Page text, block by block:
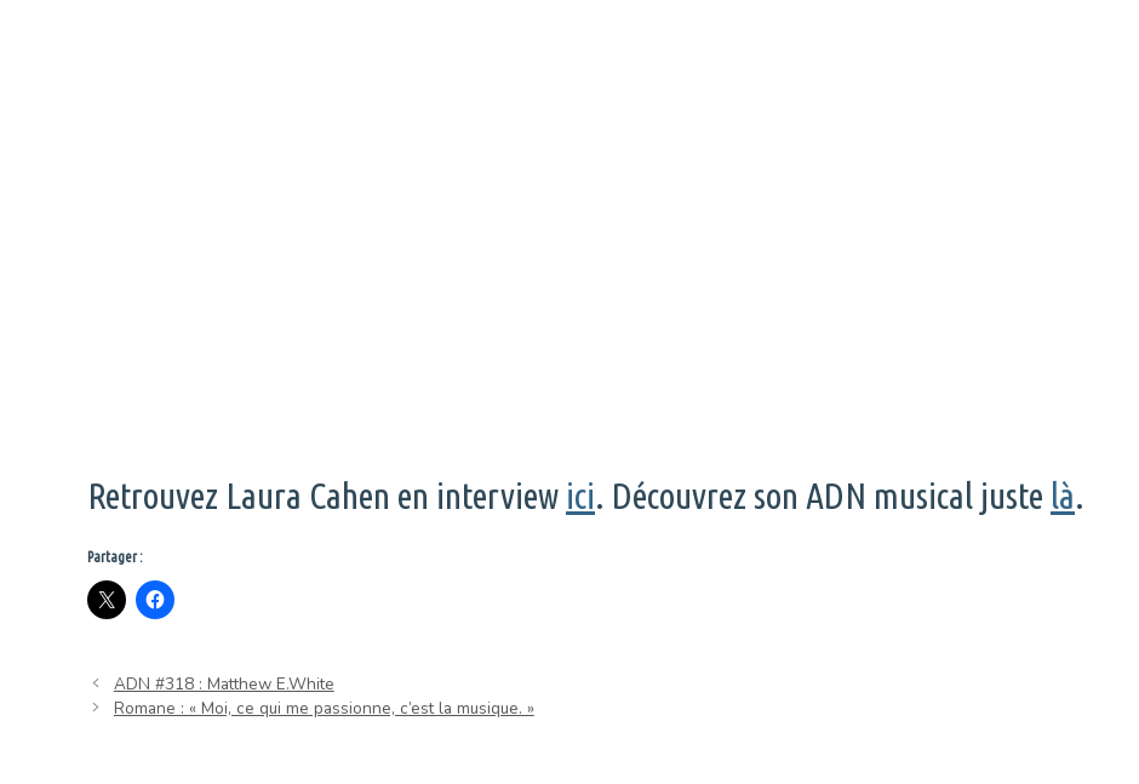
Retrouvez Laura Cahen en interview ici. Découvrez son ADN musical juste là.
Partager :
ADN #318 : Matthew E.White
Romane : « Moi, ce qui me passionne, c’est la musique. »